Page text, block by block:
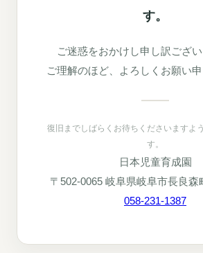
す。
ご迷惑をおかけし申し訳ござい
ご理解のほど、よろしくお願い申
復旧までしばらくお待ちくださいますよ
す。
日本児童育成園
〒502-0065 岐阜県岐阜市長良森
058-231-1387